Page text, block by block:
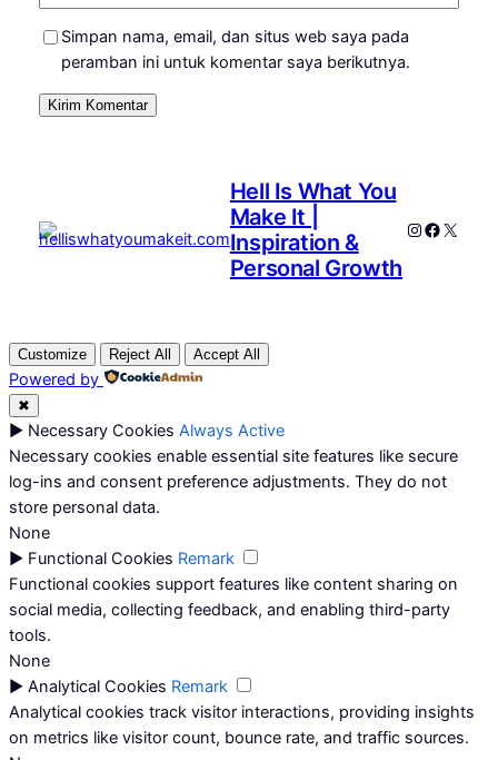
Simpan nama, email, dan situs web saya pada
peramban ini untuk komentar saya berikutnya.
Hell Is What You
Make It |
Inspiration &
Personal Growth
Instagram
X
Customize Reject All Accept All
Powered by
✖
► Necessary Cookies Always Active
Necessary cookies enable essential site features like secure
log-ins and consent preference adjustments. They do not
store personal data.
None
► Functional Cookies Remark
Functional cookies support features like content sharing on
social media, collecting feedback, and enabling third-party
tools.
None
► Analytical Cookies Remark
Analytical cookies track visitor interactions, providing insights
on metrics like visitor count, bounce rate, and traffic sources.